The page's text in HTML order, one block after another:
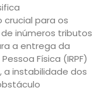
para os
inúmeros tributos
a entrega da
Física (IRPF)
a instabilidade dos